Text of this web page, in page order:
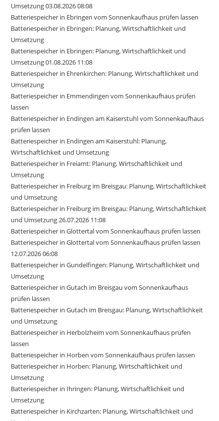
Umsetzung 03.08.2026 08:08
Batteriespeicher in Ebringen vom Sonnenkaufhaus prüfen lassen
Batteriespeicher in Ebringen: Planung, Wirtschaftlichkeit und
Umsetzung
Batteriespeicher in Ebringen: Planung, Wirtschaftlichkeit und
Umsetzung 01.08.2026 11:08
Batteriespeicher in Ehrenkirchen: Planung, Wirtschaftlichkeit und
Umsetzung
Batteriespeicher in Emmendingen vom Sonnenkaufhaus prüfen
lassen
Batteriespeicher in Endingen am Kaiserstuhl vom Sonnenkaufhaus
prüfen lassen
Batteriespeicher in Endingen am Kaiserstuhl: Planung,
Wirtschaftlichkeit und Umsetzung
Batteriespeicher in Freiamt: Planung, Wirtschaftlichkeit und
Umsetzung
Batteriespeicher in Freiburg im Breisgau: Planung, Wirtschaftlichkeit
und Umsetzung
Batteriespeicher in Freiburg im Breisgau: Planung, Wirtschaftlichkeit
und Umsetzung 26.07.2026 11:08
Batteriespeicher in Glottertal vom Sonnenkaufhaus prüfen lassen
Batteriespeicher in Glottertal vom Sonnenkaufhaus prüfen lassen
12.07.2026 06:08
Batteriespeicher in Gundelfingen: Planung, Wirtschaftlichkeit und
Umsetzung
Batteriespeicher in Gutach im Breisgau vom Sonnenkaufhaus
prüfen lassen
Batteriespeicher in Gutach im Breisgau: Planung, Wirtschaftlichkeit
und Umsetzung
Batteriespeicher in Herbolzheim vom Sonnenkaufhaus prüfen
lassen
Batteriespeicher in Horben vom Sonnenkaufhaus prüfen lassen
Batteriespeicher in Horben: Planung, Wirtschaftlichkeit und
Umsetzung
Batteriespeicher in Ihringen: Planung, Wirtschaftlichkeit und
Umsetzung
Batteriespeicher in Kirchzarten: Planung, Wirtschaftlichkeit und